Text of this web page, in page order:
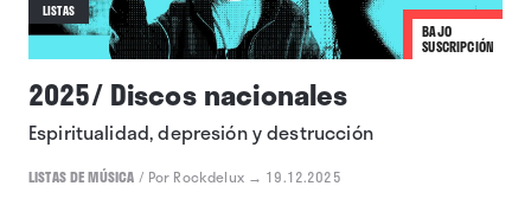
BAJO
SUSCRIPCIÓN
LISTAS
2025/ Discos nacionales
Espiritualidad, depresión y destrucción
LISTAS DE MÚSICA / Por Rockdelux → 19.12.2025